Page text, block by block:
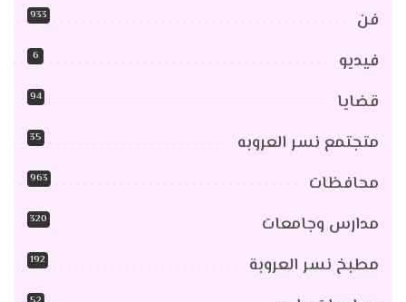
فن 933
فيديو 6
قضايا 94
متجتمع نسر العروبه 35
محافظات 963
مدارس وجامعات 320
مطبخ نسر العروبة 192